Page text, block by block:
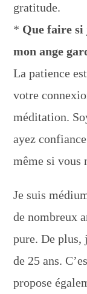
gratitude.
* Que faire si
mon ange
La patience
votre
méditation.
ayez
même si vous
Je suis
de nombreux
pure. De plus,
de 25 ans.
propose